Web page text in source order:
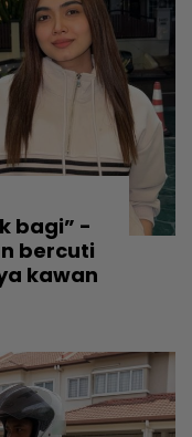
bagi” -
bercuti
kawan